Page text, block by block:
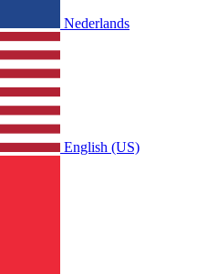
Nederlands
English (US)